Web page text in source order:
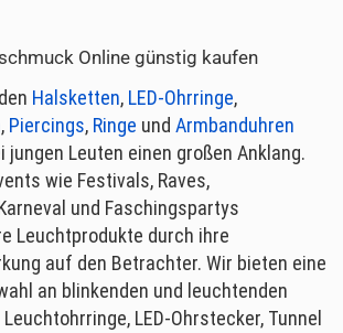
Online günstig kaufen
Halsketten, LED-Ohrringe,
, Piercings, Ringe und Armbanduhren
jungen Leuten einen großen Anklang.
wie Festivals, Raves,
und Faschingspartys
Leuchtprodukte durch ihre
auf den Betrachter. Wir bieten eine
an blinkenden und leuchtenden
LED-Ohrstecker, Tunnel